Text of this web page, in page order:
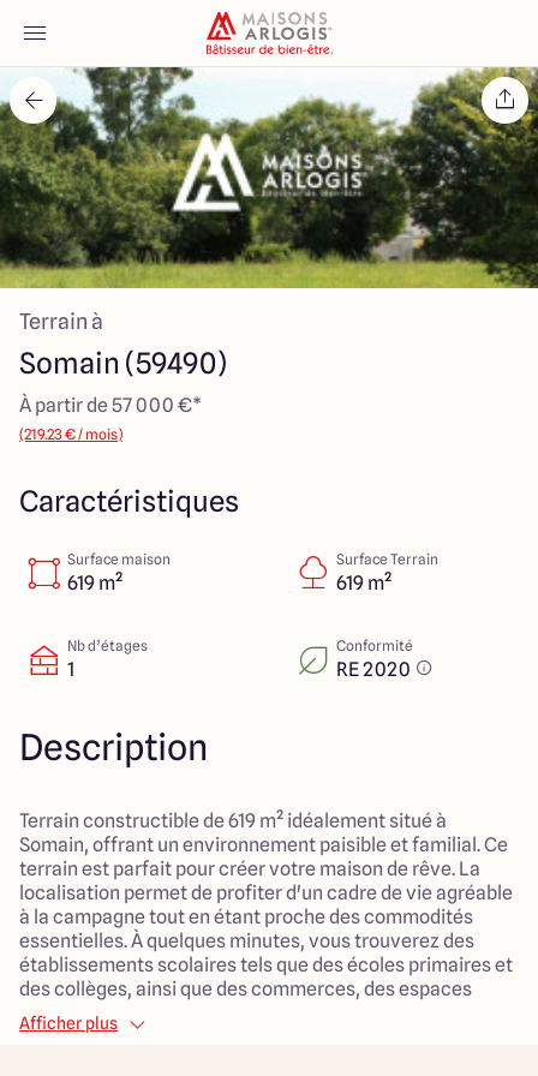
Accueil
Nos maisons
Nos annonces
Votre projet
Qui sommes-nous
Maisons ARLOGIS Nord
Lille - Villeneuve d'Ascq
03 66 72 64 60
Valenciennes - Marly 03 27 45 60 30
4.8
Terrain à
Somain (59490)
À partir de 57 000 €*
(219.23 € / mois)
Caractéristiques
Surface maison
619 m²
Surface Terrain
619 m²
Nb d’étages
1
Conformité
RE 2020
Description
Terrain constructible de 619 m² idéalement situé à
Somain, offrant un environnement paisible et familial. Ce
terrain est parfait pour créer votre maison de rêve. La
localisation permet de profiter d'un cadre de vie agréable
à la campagne tout en étant proche des commodités
essentielles. À quelques minutes, vous trouverez des
établissements scolaires tels que des écoles primaires et
des collèges, ainsi que des commerces, des espaces
verts et des garderies, facilitant ainsi le quotidien des
familles. Ce terrain représente une belle opportunité pour
Afficher plus